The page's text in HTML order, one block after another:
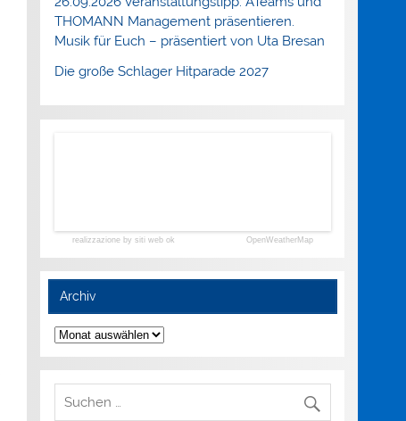
THOMANN Management präsentieren.
Musik für Euch – präsentiert von Uta Bresan
Die große Schlager Hitparade 2027
realizzazione by siti web ok OpenWeatherMap
Archiv
Archiv